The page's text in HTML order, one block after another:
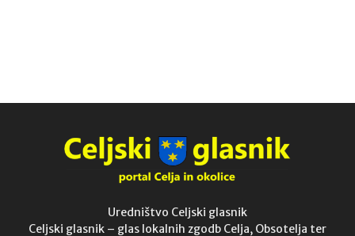
Uredništvo Celjski glasnik
Celjski glasnik – glas lokalnih zgodb Celja, Obsotelja ter